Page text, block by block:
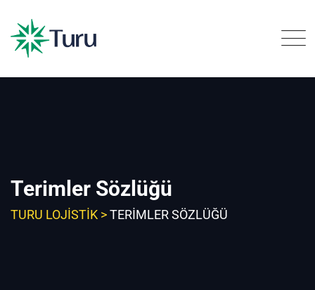
content
Terimler Sözlüğü
TURU LOJISTIK >TERIMLER SÖZLÜĞÜ